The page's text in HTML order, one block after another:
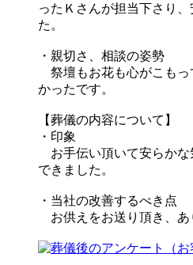
ったＫさんが担当下さり
た。
・親切さ、相談の姿勢
祭壇もお花も心がこもっ
かったです。
【葬儀の内容について】
・印象
お手伝い頂いて安らかな
できました。
・当社の改善するべき点
お供えをお送り頂き、あ